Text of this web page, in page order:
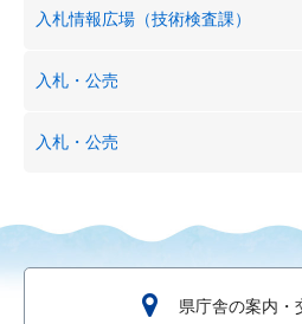
入札情報広場（技術検査課）
入札・公売
入札・公売
県庁舎の案内・